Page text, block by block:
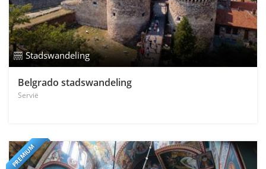
Stadswandeling
Belgrado stadswandeling
Servië
PREMIUM